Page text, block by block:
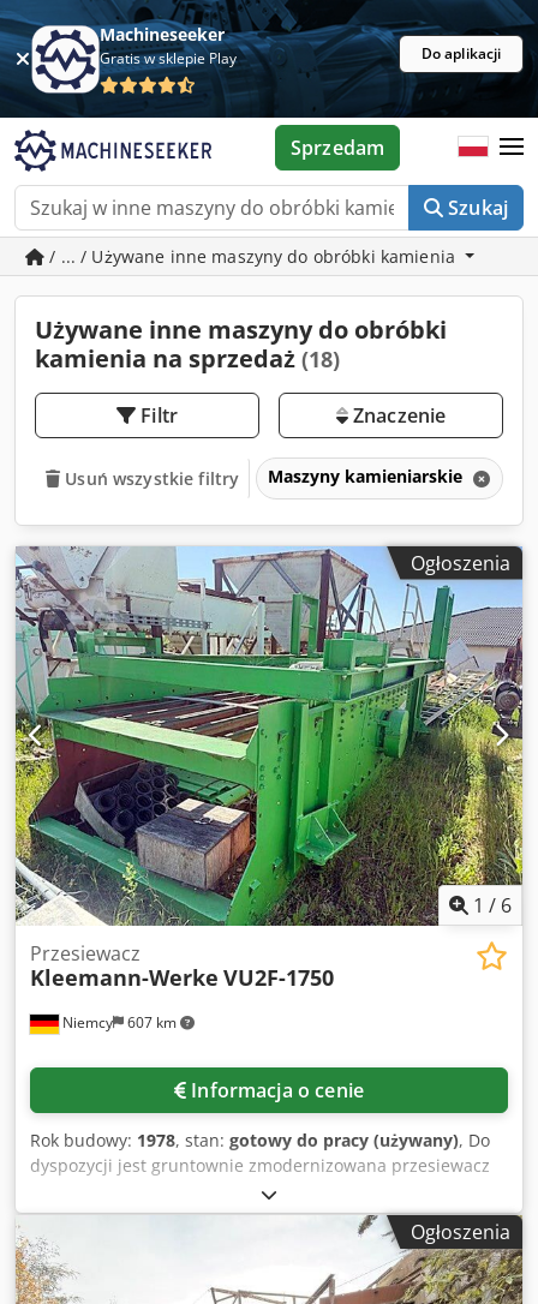
Machineseeker
Gratis w sklepie Play Do aplikacji
Szukaj
Sprzedam
/ ... / Używane inne maszyny do obróbki kamienia
Używane inne maszyny do obróbki
kamienia na sprzedaż (18)
Filtr Znaczenie
Usuń wszystkie filtry Maszyny kamieniarskie
Ogłoszenia
1 / 6
Niemcy 607 km
Przesiewacz
Kleemann-Werke VU2F-1750
Informacja o cenie
Rok budowy: 1978, stan: gotowy do pracy (używany), Do
dyspozycji jest gruntownie zmodernizowana przesiewacz
wielkoformatowy Kleemann przeznaczony dla przemysłu
górniczo-surowcowego. Pokłady przesiewające: 2,
szerokość przesiewacza: 1800 mm, długość przesiewacza:
5200 mm, powierzchnia przesiewania na pokład: 9,36 m²,
łączna powierzchnia przesiewania: 18,72 m². Zakres
Ogłoszenia